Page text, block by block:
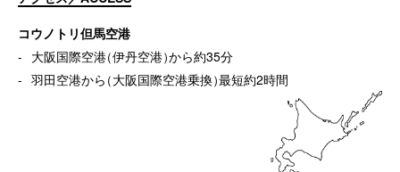
コウノトリ但馬空港
大阪国際空港（伊丹空港）から約35分
羽田空港から（大阪国際空港乗換）最短約2時間